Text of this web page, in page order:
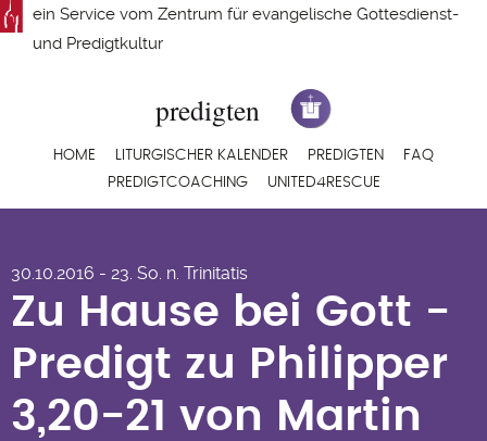
Direkt
zum
ein Service vom Zentrum für evangelische Gottesdienst-
und Predigtkultur
Hauptnavigation
HOME LITURGISCHER KALENDER PREDIGTEN
FAQ
PREDIGTCOACHING
UNITED4RESCUE
Predigt zu Philipper
3,20-21 von Martin
Hein
30.10.2016 - 23. So. n. Trinitatis
Zu Hause bei Gott -
Predigt zu Philipper
3,20-21 von Martin